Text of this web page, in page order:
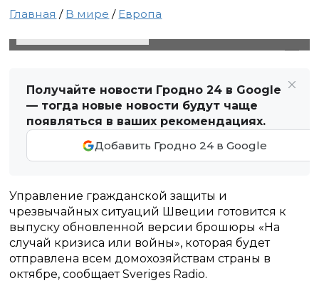
Главная / В мире / Европа
Получайте новости Гродно 24 в Google
— тогда новые новости будут чаще
появляться в ваших рекомендациях.
Добавить Гродно 24 в Google
Управление гражданской защиты и
чрезвычайных ситуаций Швеции готовится к
выпуску обновленной версии брошюры «На
случай кризиса или войны», которая будет
отправлена всем домохозяйствам страны в
октябре, сообщает Sveriges Radio.